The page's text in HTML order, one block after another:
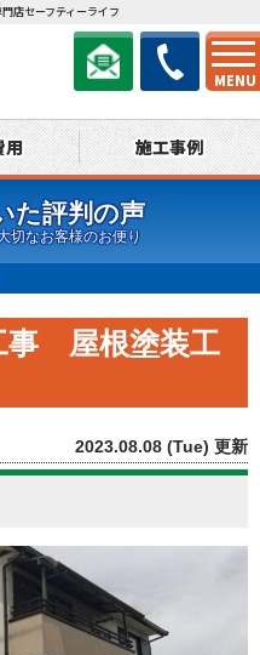
MENU
店セーフティーライフ
用 施工事例
た評判の声
切なお客様のお便り
事 屋根塗装工
2023.08.08 (Tue) 更新